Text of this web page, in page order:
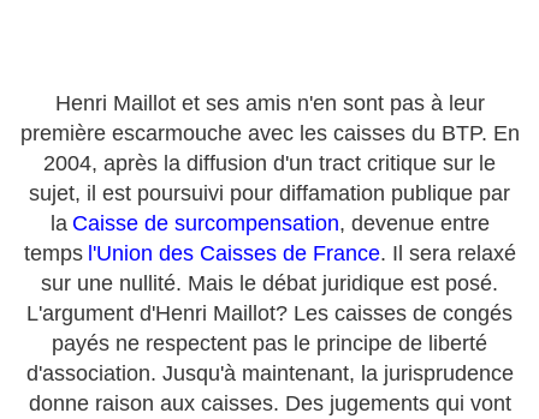
Henri Maillot et ses amis n'en sont pas à leur
première escarmouche avec les caisses du BTP. En
2004, après la diffusion d'un tract critique sur le
sujet, il est poursuivi pour diffamation publique par
la Caisse de surcompensation, devenue entre
temps l'Union des Caisses de France. Il sera relaxé
sur une nullité. Mais le débat juridique est posé.
L'argument d'Henri Maillot? Les caisses de congés
payés ne respectent pas le principe de liberté
d'association. Jusqu'à maintenant, la jurisprudence
donne raison aux caisses. Des jugements qui vont